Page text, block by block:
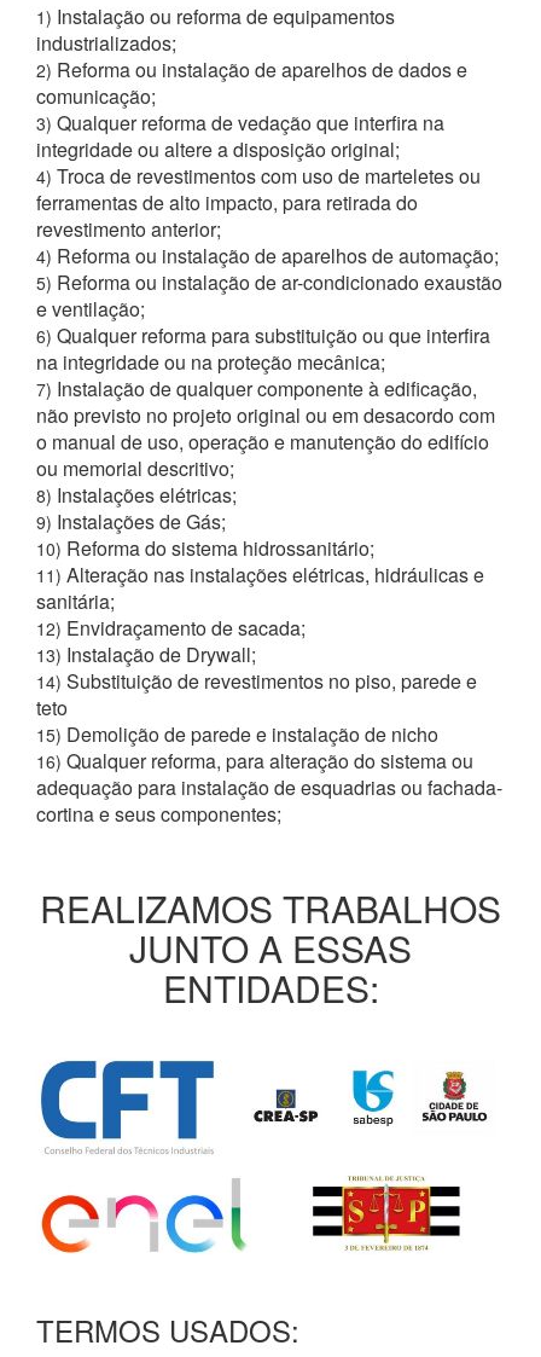
1) Instalação ou reforma de equipamentos
industrializados;
2) Reforma ou instalação de aparelhos de dados e
comunicação;
3) Qualquer reforma de vedação que interfira na
integridade ou altere a disposição original;
4) Troca de revestimentos com uso de marteletes ou
ferramentas de alto impacto, para retirada do
revestimento anterior;
4) Reforma ou instalação de aparelhos de automação;
5) Reforma ou instalação de ar-condicionado exaustão
e ventilação;
6) Qualquer reforma para substituição ou que interfira
na integridade ou na proteção mecânica;
7) Instalação de qualquer componente à edificação,
não previsto no projeto original ou em desacordo com
o manual de uso, operação e manutenção do edifício
ou memorial descritivo;
8) Instalações elétricas;
9) Instalações de Gás;
10) Reforma do sistema hidrossanitário;
11) Alteração nas instalações elétricas, hidráulicas e
sanitária;
12) Envidraçamento de sacada;
13) Instalação de Drywall;
14) Substituição de revestimentos no piso, parede e
teto
15) Demolição de parede e instalação de nicho
16) Qualquer reforma, para alteração do sistema ou
adequação para instalação de esquadrias ou fachada-
cortina e seus componentes;
REALIZAMOS TRABALHOS
JUNTO A ESSAS
ENTIDADES:
TERMOS USADOS: